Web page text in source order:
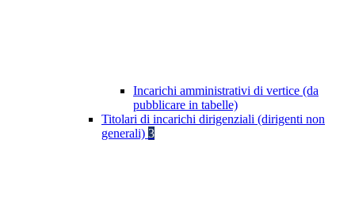
Incarichi amministrativi di vertice (da
pubblicare in tabelle)
Titolari di incarichi dirigenziali (dirigenti non
generali) 3